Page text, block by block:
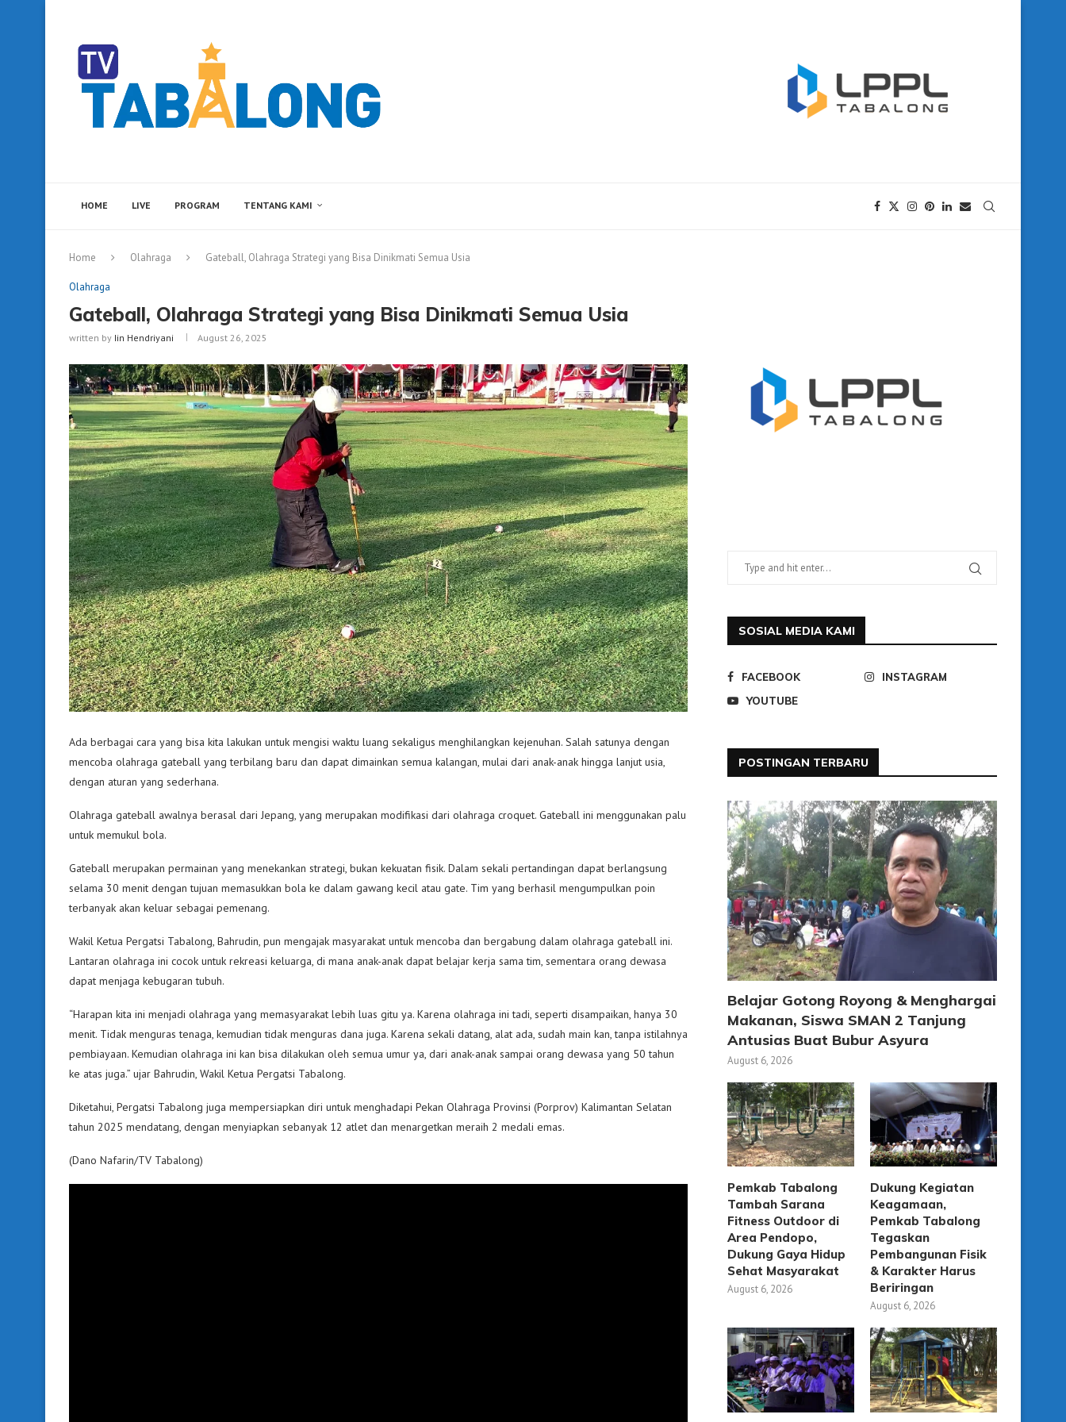
HOME LIVE PROGRAM TENTANG KAMI
Home Olahraga Gateball, Olahraga Strategi yang Bisa Dinikmati Semua Usia
Olahraga
Gateball, Olahraga Strategi yang Bisa Dinikmati Semua Usia
written by Iin Hendriyani August 26, 2025
Ada berbagai cara yang bisa kita lakukan untuk mengisi waktu luang sekaligus menghilangkan kejenuhan. Salah satunya dengan
mencoba olahraga gateball yang terbilang baru dan dapat dimainkan semua kalangan, mulai dari anak-anak hingga lanjut usia,
dengan aturan yang sederhana.
Olahraga gateball awalnya berasal dari Jepang, yang merupakan modifikasi dari olahraga croquet. Gateball ini menggunakan palu
untuk memukul bola.
Gateball merupakan permainan yang menekankan strategi, bukan kekuatan fisik. Dalam sekali pertandingan dapat berlangsung
selama 30 menit dengan tujuan memasukkan bola ke dalam gawang kecil atau gate. Tim yang berhasil mengumpulkan poin
terbanyak akan keluar sebagai pemenang.
Wakil Ketua Pergatsi Tabalong, Bahrudin, pun mengajak masyarakat untuk mencoba dan bergabung dalam olahraga gateball ini.
Lantaran olahraga ini cocok untuk rekreasi keluarga, di mana anak-anak dapat belajar kerja sama tim, sementara orang dewasa
dapat menjaga kebugaran tubuh.
“Harapan kita ini menjadi olahraga yang memasyarakat lebih luas gitu ya. Karena olahraga ini tadi, seperti disampaikan, hanya 30
menit. Tidak menguras tenaga, kemudian tidak menguras dana juga. Karena sekali datang, alat ada, sudah main kan, tanpa istilahnya
pembiayaan. Kemudian olahraga ini kan bisa dilakukan oleh semua umur ya, dari anak-anak sampai orang dewasa yang 50 tahun
ke atas juga.” ujar Bahrudin, Wakil Ketua Pergatsi Tabalong.
Diketahui, Pergatsi Tabalong juga mempersiapkan diri untuk menghadapi Pekan Olahraga Provinsi (Porprov) Kalimantan Selatan
tahun 2025 mendatang, dengan menyiapkan sebanyak 12 atlet dan menargetkan meraih 2 medali emas.
(Dano Nafarin/TV Tabalong)
SOSIAL MEDIA KAMI
FACEBOOK
INSTAGRAM
YOUTUBE
POSTINGAN TERBARU
Belajar Gotong Royong & Menghargai
Makanan, Siswa SMAN 2 Tanjung
Antusias Buat Bubur Asyura
August 6, 2026
Pemkab Tabalong
Tambah Sarana
Fitness Outdoor di
Area Pendopo,
Dukung Gaya Hidup
Sehat Masyarakat
August 6, 2026
Dukung Kegiatan
Keagamaan,
Pemkab Tabalong
Tegaskan
Pembangunan Fisik
& Karakter Harus
Beriringan
August 6, 2026